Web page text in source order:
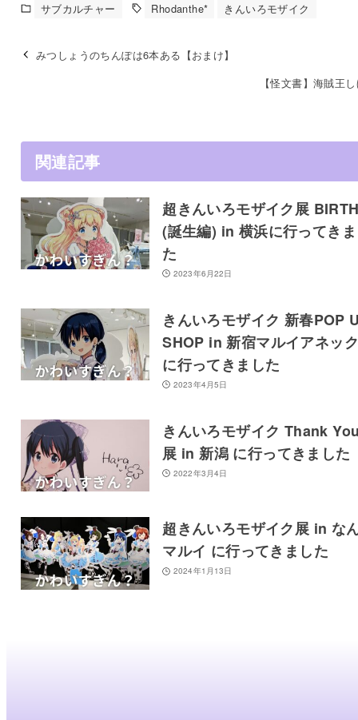
サブカルチャー Rhodanthe* きんいろモザイク
みつしょうのちんぽは6本ある【おまけ】
【怪文書】海賊王
関連記事
超きんいろモザイク展
(誕生編) in 横浜に行ってき
た
2023年6月22日
きんいろモザイク 新春POP
SHOP in 新宿マルイアネッ
に行ってきました
2023年4月5日
きんいろモザイク Thank
展 in 新潟 に行ってきました
2022年3月4日
超きんいろモザイク展 in な
マルイ に行ってきました
2024年1月13日